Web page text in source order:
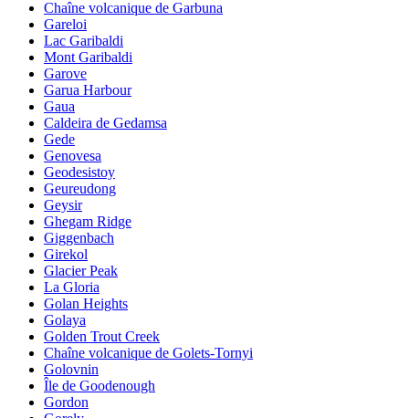
Chaîne volcanique de Garbuna
Gareloi
Lac Garibaldi
Mont Garibaldi
Garove
Garua Harbour
Gaua
Caldeira de Gedamsa
Gede
Genovesa
Geodesistoy
Geureudong
Geysir
Ghegam Ridge
Giggenbach
Girekol
Glacier Peak
La Gloria
Golan Heights
Golaya
Golden Trout Creek
Chaîne volcanique de Golets-Tornyi
Golovnin
Île de Goodenough
Gordon